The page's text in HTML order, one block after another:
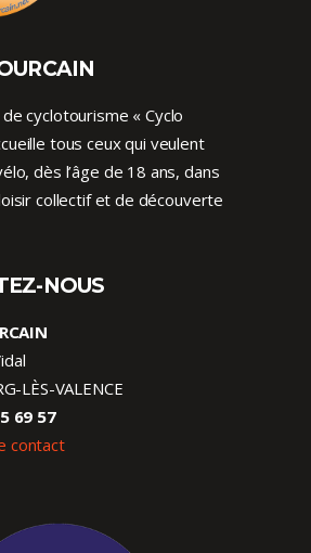
de cyclotourisme « Cyclo
tous ceux qui veulent
dès l’âge de 18 ans, dans
collectif et de découverte
NOUS
LÈS-VALENCE
69 57
contact